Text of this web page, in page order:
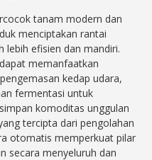
tanam modern dan
menciptakan rantai
lebih efisien dan mandiri.
memanfaatkan
kedap udara,
fermentasi untuk
komoditas unggulan
tercipta dari pengolahan
otomatis memperkuat pilar
secara menyeluruh dan